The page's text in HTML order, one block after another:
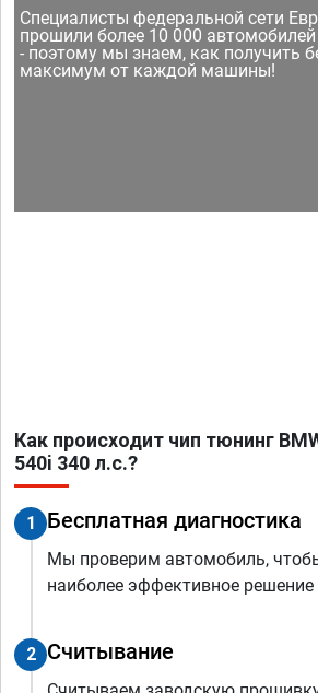
Специалисты федеральной сети
прошили более 10 000
- поэтому мы знаем, как получить
максимум от каждой машины!
Как происходит чип тюнинг
540i 340 л.с.?
1 Бесплатная диагностика
Мы проверим автомобиль,
наиболее эффективное решение
2 Считывание